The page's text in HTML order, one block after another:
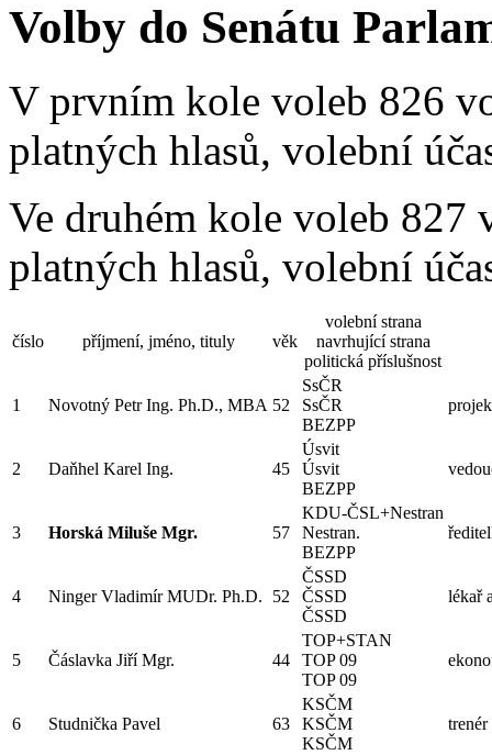
Volby do Senátu
V prvním kole voleb 826
platných hlasů, volební
Ve druhém kole voleb 827
platných hlasů, volební
číslo příjmení, jméno, tituly věk
volební strana
navrhující strana
politická příslušnost
1 Novotný Petr Ing. Ph.D., MBA 52
SsČR
SsČR
BEZPP
2 Daňhel Karel Ing. 45
Úsvit
Úsvit
BEZPP
3 Horská Miluše Mgr. 57
KDU-ČSL+Nestran
Nestran.
BEZPP
4 Ninger Vladimír MUDr. Ph.D. 52
ČSSD
ČSSD
ČSSD
lékař
5 Čáslavka Jiří Mgr. 44
TOP+STAN
TOP 09
TOP 09
6 Studnička Pavel 63
KSČM
KSČM
KSČM